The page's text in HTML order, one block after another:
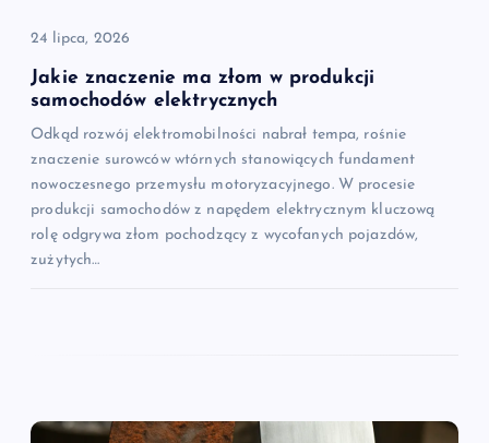
24 lipca, 2026
Jakie znaczenie ma złom w produkcji
samochodów elektrycznych
Odkąd rozwój elektromobilności nabrał tempa, rośnie
znaczenie surowców wtórnych stanowiących fundament
nowoczesnego przemysłu motoryzacyjnego. W procesie
produkcji samochodów z napędem elektrycznym kluczową
rolę odgrywa złom pochodzący z wycofanych pojazdów,
zużytych…